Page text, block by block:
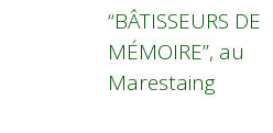
“BÂTISSEURS DE
MÉMOIRE”, au
Marestaing